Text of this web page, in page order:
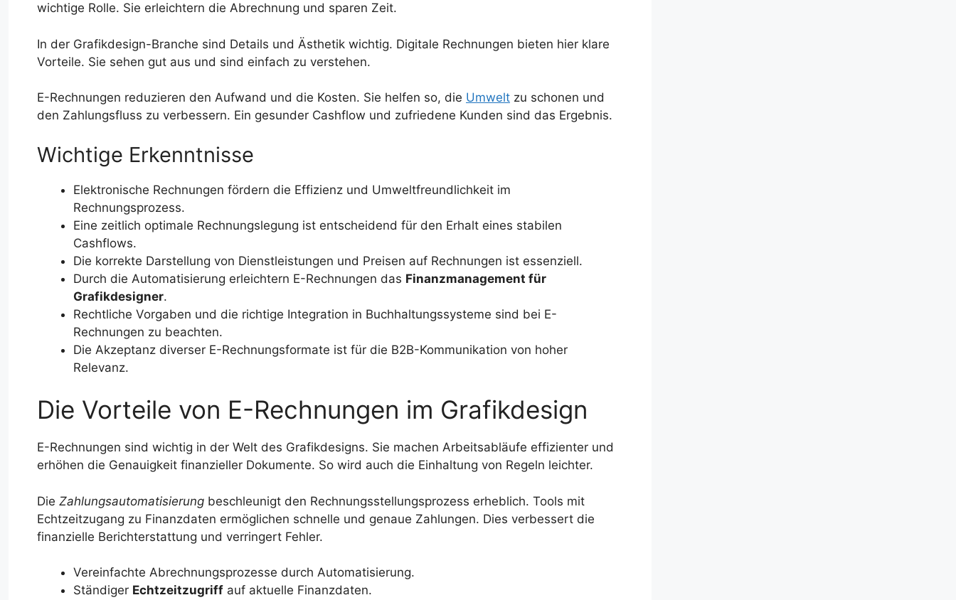
wichtige Rolle. Sie erleichtern die Abrechnung und sparen Zeit.
In der Grafikdesign-Branche sind Details und Ästhetik wichtig. Digitale Rechnungen bieten hier klare
Vorteile. Sie sehen gut aus und sind einfach zu verstehen.
E-Rechnungen reduzieren den Aufwand und die Kosten. Sie helfen so, die Umwelt zu schonen und
den Zahlungsfluss zu verbessern. Ein gesunder Cashflow und zufriedene Kunden sind das Ergebnis.
Wichtige Erkenntnisse
Elektronische Rechnungen fördern die Effizienz und Umweltfreundlichkeit im
Rechnungsprozess.
Eine zeitlich optimale Rechnungslegung ist entscheidend für den Erhalt eines stabilen
Cashflows.
Die korrekte Darstellung von Dienstleistungen und Preisen auf Rechnungen ist essenziell.
Durch die Automatisierung erleichtern E-Rechnungen das Finanzmanagement für
Grafikdesigner.
Rechtliche Vorgaben und die richtige Integration in Buchhaltungssysteme sind bei E-
Rechnungen zu beachten.
Die Akzeptanz diverser E-Rechnungsformate ist für die B2B-Kommunikation von hoher
Relevanz.
Die Vorteile von E-Rechnungen im Grafikdesign
E-Rechnungen sind wichtig in der Welt des Grafikdesigns. Sie machen Arbeitsabläufe effizienter und
erhöhen die Genauigkeit finanzieller Dokumente. So wird auch die Einhaltung von Regeln leichter.
Die Zahlungsautomatisierung beschleunigt den Rechnungsstellungsprozess erheblich. Tools mit
Echtzeitzugang zu Finanzdaten ermöglichen schnelle und genaue Zahlungen. Dies verbessert die
finanzielle Berichterstattung und verringert Fehler.
Vereinfachte Abrechnungsprozesse durch Automatisierung.
Ständiger Echtzeitzugriff auf aktuelle Finanzdaten.